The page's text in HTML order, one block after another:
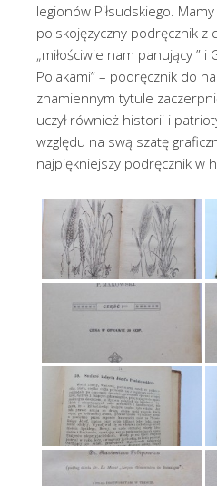
legionów Piłsudskiego.
polskojęzyczny podręcznik z
„miłościwie nam panujący ” i
Polakami” – podręcznik do
znamiennym tytule
uczył również historii i
względu na swą szatę
najpiękniejszy podręcznik w